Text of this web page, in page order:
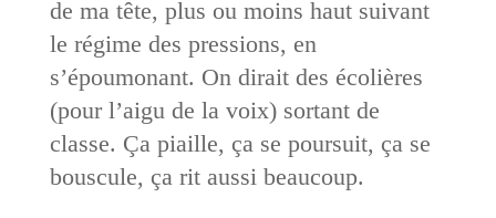
de ma tête, plus ou moins haut suivant
le régime des pressions, en
s’époumonant. On dirait des écolières
(pour l’aigu de la voix) sortant de
classe. Ça piaille, ça se poursuit, ça se
bouscule, ça rit aussi beaucoup.